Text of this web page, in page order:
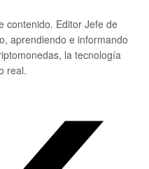
contenido. Editor Jefe de
aprendiendo e informando
la tecnología
real.